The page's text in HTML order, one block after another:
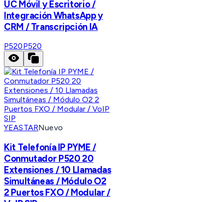
UC Móvil y Escritorio /
Integración WhatsApp y
CRM / Transcripción IA
P520P520
YEASTARNuevo
Kit Telefonía IP PYME /
Conmutador P520 20
Extensiones / 10 Llamadas
Simultáneas / Módulo O2
2 Puertos FXO / Modular /